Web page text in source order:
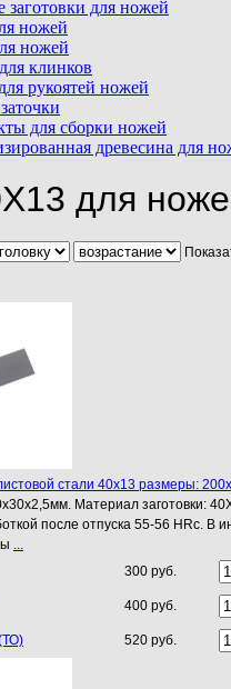
заготовки для ножей
ножей
ножей
клинков
рукоятей ножей
для сборки ножей
древесина для
для
стали 40х13 размеры:
Материал заготовки:
после отпуска 55-56 HRc. В
...
300 руб.
400 руб.
520 руб.